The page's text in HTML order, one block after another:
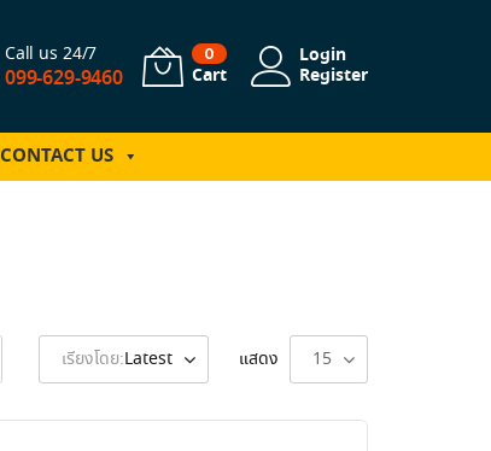
Call us 24/7
099-629-9460
0
Cart
Login
Register
CONTACT US
เรียงโดย:Latest แสดง 15